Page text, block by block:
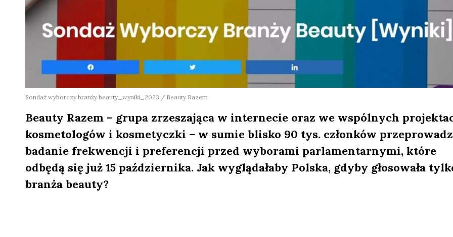
Sondaż wyborczy branży beauty_wyniki_2023 / Beauty Razem
Beauty Razem – grupa zrzeszająca w internecie oraz we wspólnych
kosmetologów i kosmetyczki – w sumie blisko 90 tys. członków
badanie frekwencji i preferencji przed wyborami parlamentarnymi, które
odbędą się już 15 października. Jak wyglądałaby Polska, gdyby głosowała
branża beauty?